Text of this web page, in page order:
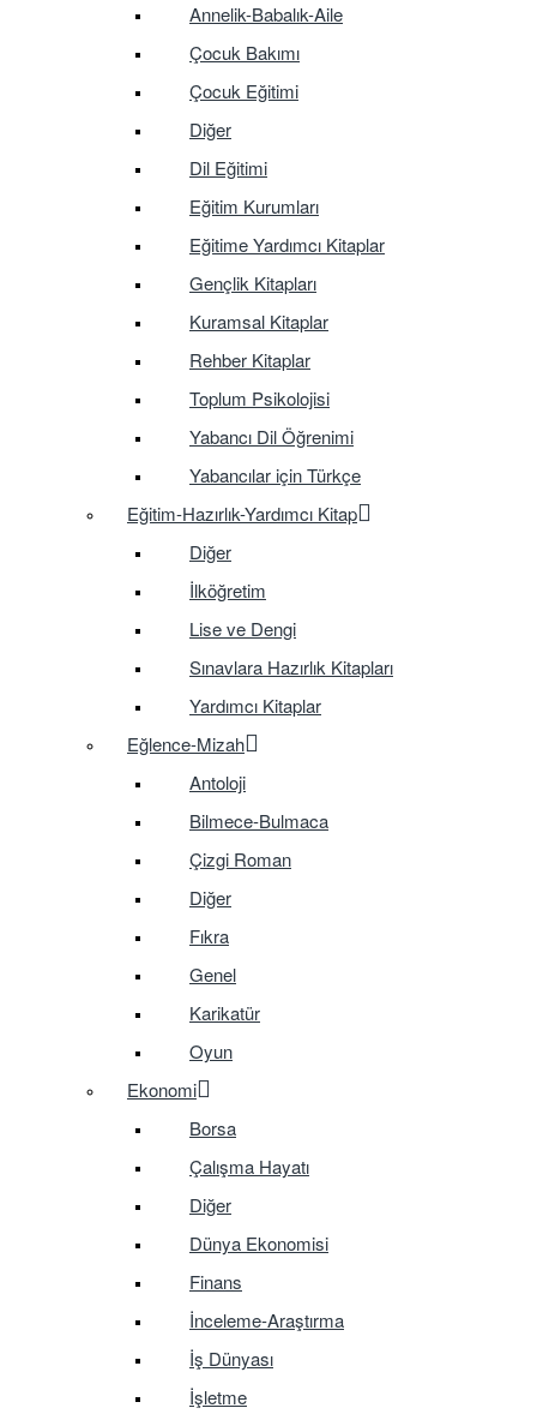
Annelik-Babalık-Aile
Çocuk Bakımı
Çocuk Eğitimi
Diğer
Dil Eğitimi
Eğitim Kurumları
Eğitime Yardımcı Kitaplar
Gençlik Kitapları
Kuramsal Kitaplar
Rehber Kitaplar
Toplum Psikolojisi
Yabancı Dil Öğrenimi
Yabancılar için Türkçe
Eğitim-Hazırlık-Yardımcı Kitap
Diğer
İlköğretim
Lise ve Dengi
Sınavlara Hazırlık Kitapları
Yardımcı Kitaplar
Eğlence-Mizah
Antoloji
Bilmece-Bulmaca
Çizgi Roman
Diğer
Fıkra
Genel
Karikatür
Oyun
Ekonomi
Borsa
Çalışma Hayatı
Diğer
Dünya Ekonomisi
Finans
İnceleme-Araştırma
İş Dünyası
İşletme